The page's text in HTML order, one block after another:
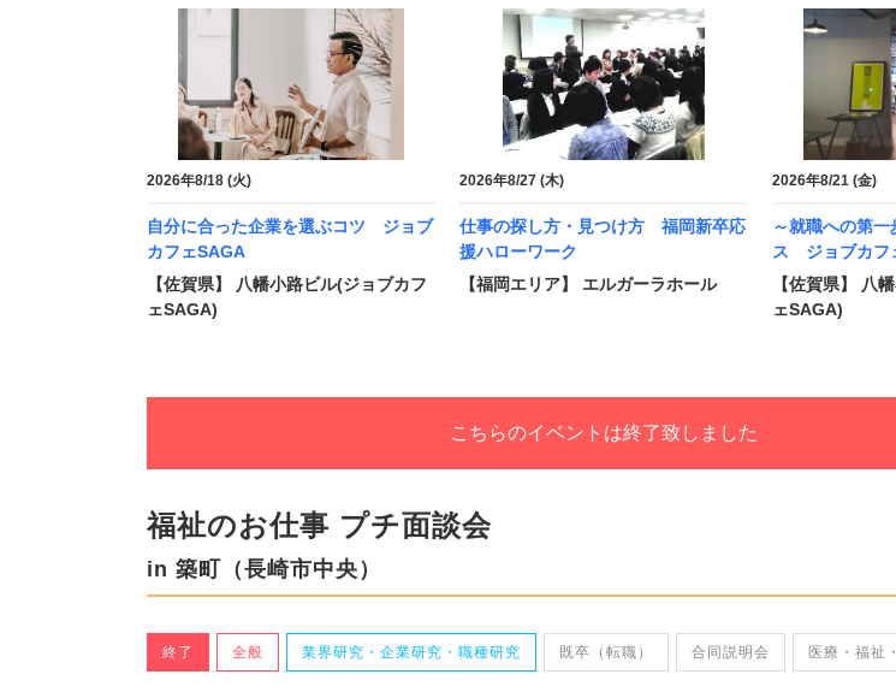
2026年8/18 (火)
自分に合った企業を選ぶコツ ジョブ
カフェSAGA
【佐賀県】 八幡小路ビル(ジョブカフ
ェSAGA)
2026年8/27 (木)
仕事の探し方・見つけ方 福岡新卒応
援ハローワーク
【福岡エリア】 エルガーラホール
2026年8/21 (金)
～就職への第
ス ジョブカフ
【佐賀県】 八
ェSAGA)
こちらのイベントは終了致しました
福祉のお仕事 プチ面談会
in 築町（長崎市中央）
終了 全般 業界研究・企業研究・職種研究 既卒（転職） 合同説明会 医療・福祉